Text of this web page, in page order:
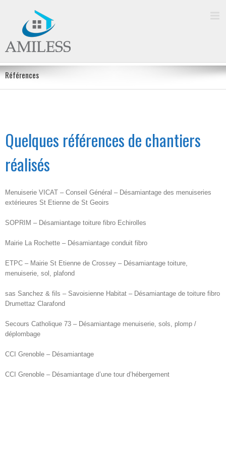
Références
Quelques références de chantiers
réalisés
Menuiserie VICAT – Conseil Général – Désamiantage des menuiseries
extérieures St Etienne de St Geoirs
SOPRIM – Désamiantage toiture fibro Echirolles
Mairie La Rochette – Désamiantage conduit fibro
ETPC – Mairie St Etienne de Crossey – Désamiantage toiture,
menuiserie, sol, plafond
sas Sanchez & fils – Savoisienne Habitat – Désamiantage de toiture fibro
Drumettaz Clarafond
Secours Catholique 73 – Désamiantage menuiserie, sols, plomp /
déplombage
CCI Grenoble – Désamiantage
CCI Grenoble – Désamiantage d’une tour d’hébergement